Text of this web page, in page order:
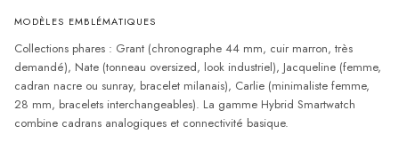
MODÈLES EMBLÉMATIQUES
Collections phares : Grant (chronographe 44 mm, cuir marron, très
demandé), Nate (tonneau oversized, look industriel), Jacqueline (femme,
cadran nacre ou sunray, bracelet milanais), Carlie (minimaliste femme,
28 mm, bracelets interchangeables). La gamme Hybrid Smartwatch
combine cadrans analogiques et connectivité basique.